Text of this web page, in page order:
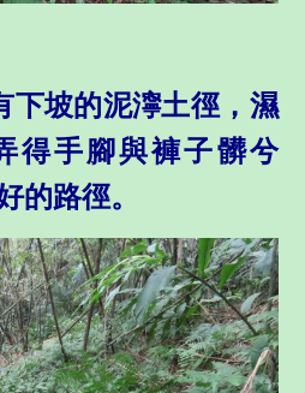
下坡的泥濘土徑，濕
得手腳與褲子髒兮
的路徑。